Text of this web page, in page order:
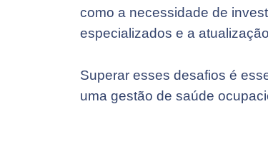
como a necessidade de
especializados e a
Superar esses desafios é
uma gestão de saúde